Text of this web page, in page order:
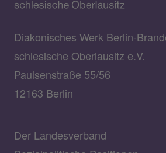
Diakonisches Werk Berlin-
schlesische Oberlausitz e.V.
Paulsenstraße 55/56
12163 Berlin
Der Landesverband